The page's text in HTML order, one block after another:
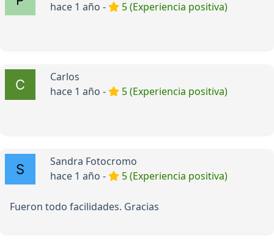
hace 1 año - 5 (Experiencia positiva)
Carlos
hace 1 año -
5 (Experiencia positiva)
Sandra Fotocromo
hace 1 año -
5 (Experiencia positiva)
Fueron todo facilidades. Gracias